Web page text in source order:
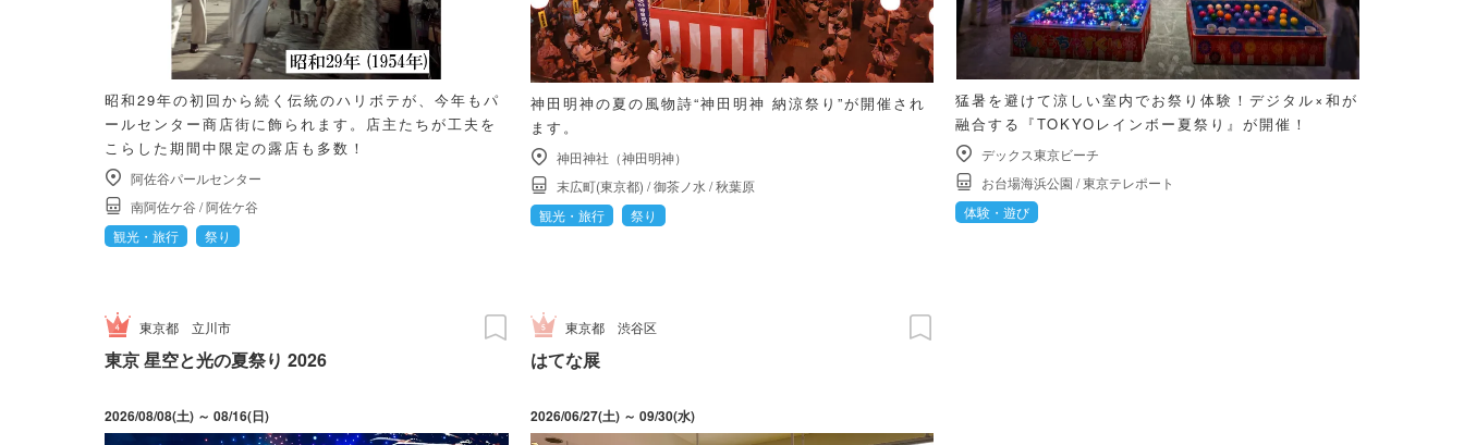
昭和29年の初回から続く伝統のハリボテが、今年もパ
ールセンター商店街に飾られます。店主たちが工夫を
こらした期間中限定の露店も多数！
阿佐谷パールセンター
南阿佐ケ谷 /阿佐ケ谷
観光・旅行
祭り
神田明神の夏の風物詩“神田明神 納涼祭り”が開催され
ます。
神田神社（神田明神）
末広町(東京都) /御茶ノ水 /秋葉原
観光・旅行
祭り
猛暑を避けて涼しい室内でお祭り体験！デジタル×和が
融合する『TOKYOレインボー夏祭り』が開催！
デックス東京ビーチ
お台場海浜公園 /東京テレポート
体験・遊び
東京都 立川市
東京 星空と光の夏祭り 2026
2026/08/08(土) ～ 08/16(日)
東京都渋谷区
はてな展
2026/06/27(土) ～ 09/30(水)